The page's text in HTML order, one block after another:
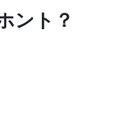
ント？